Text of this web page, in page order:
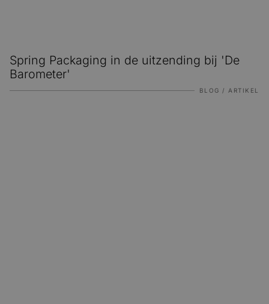
Spring Packaging in de uitzending bij 'De
Barometer'
BLOG / ARTIKEL